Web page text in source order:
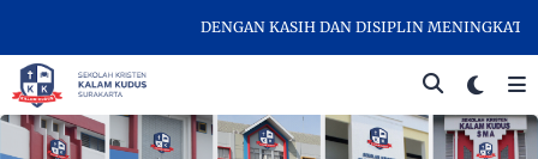
DENGAN KASIH DAN DISIPLIN MENINGKATKAN